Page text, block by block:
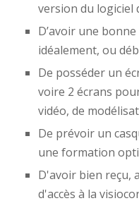
version du logiciel
D’avoir une
idéalement, ou
De posséder un
voire 2 écrans
vidéo, de
De prévoir un
une formation
D'avoir bien reçu,
d'accès à la